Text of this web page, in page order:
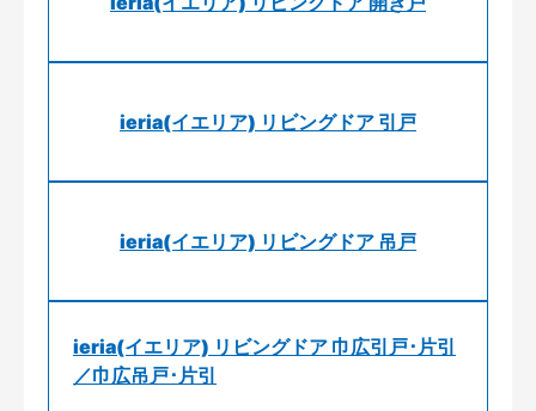
ieria(イエリア) リビングドア 引戸
ieria(イエリア) リビングドア 吊戸
ieria(イエリア) リビングドア 巾広引戸･片引
／巾広吊戸･片引